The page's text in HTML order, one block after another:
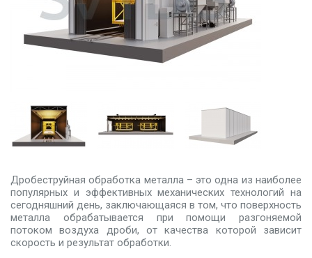
Дробеструйная обработка металла – это одна из наиболее
популярных и эффективных механических технологий на
сегодняшний день, заключающаяся в том, что поверхность
металла обрабатывается при помощи разгоняемой
потоком воздуха дроби, от качества которой зависит
скорость и результат обработки.